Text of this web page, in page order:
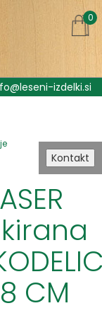
Kontakt
0
izdelki.si
CM